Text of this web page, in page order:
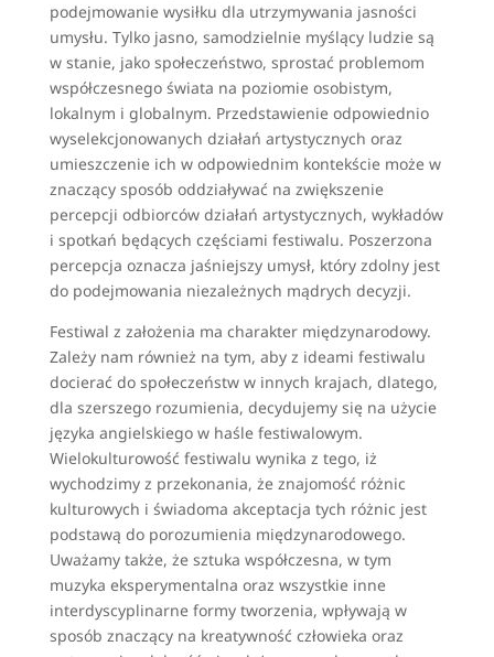
podejmowanie wysiłku dla utrzymywania jasności
umysłu. Tylko jasno, samodzielnie myślący ludzie są
w stanie, jako społeczeństwo, sprostać problemom
współczesnego świata na poziomie osobistym,
lokalnym i globalnym. Przedstawienie odpowiednio
wyselekcjonowanych działań artystycznych oraz
umieszczenie ich w odpowiednim kontekście może w
znaczący sposób oddziaływać na zwiększenie
percepcji odbiorców działań artystycznych, wykładów
i spotkań będących częściami festiwalu. Poszerzona
percepcja oznacza jaśniejszy umysł, który zdolny jest
do podejmowania niezależnych mądrych decyzji.
Festiwal z założenia ma charakter międzynarodowy.
Zależy nam również na tym, aby z ideami festiwalu
docierać do społeczeństw w innych krajach, dlatego,
dla szerszego rozumienia, decydujemy się na użycie
języka angielskiego w haśle festiwalowym.
Wielokulturowość festiwalu wynika z tego, iż
wychodzimy z przekonania, że znajomość różnic
kulturowych i świadoma akceptacja tych różnic jest
podstawą do porozumienia międzynarodowego.
Uważamy także, że sztuka współczesna, w tym
muzyka eksperymentalna oraz wszystkie inne
interdyscyplinarne formy tworzenia, wpływają w
sposób znaczący na kreatywność człowieka oraz